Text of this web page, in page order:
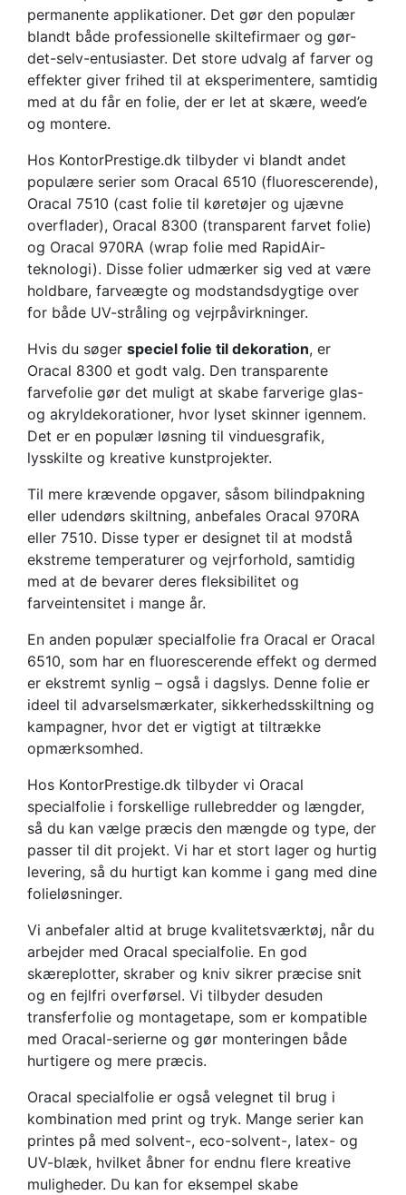
permanente applikationer. Det gør den populær
blandt både professionelle skiltefirmaer og gør-
det-selv-entusiaster. Det store udvalg af farver og
effekter giver frihed til at eksperimentere, samtidig
med at du får en folie, der er let at skære, weed’e
og montere.
Hos KontorPrestige.dk tilbyder vi blandt andet
populære serier som Oracal 6510 (fluorescerende),
Oracal 7510 (cast folie til køretøjer og ujævne
overflader), Oracal 8300 (transparent farvet folie)
og Oracal 970RA (wrap folie med RapidAir-
teknologi). Disse folier udmærker sig ved at være
holdbare, farveægte og modstandsdygtige over
for både UV-stråling og vejrpåvirkninger.
Hvis du søger speciel folie til dekoration, er
Oracal 8300 et godt valg. Den transparente
farvefolie gør det muligt at skabe farverige glas-
og akryldekorationer, hvor lyset skinner igennem.
Det er en populær løsning til vinduesgrafik,
lysskilte og kreative kunstprojekter.
Til mere krævende opgaver, såsom bilindpakning
eller udendørs skiltning, anbefales Oracal 970RA
eller 7510. Disse typer er designet til at modstå
ekstreme temperaturer og vejrforhold, samtidig
med at de bevarer deres fleksibilitet og
farveintensitet i mange år.
En anden populær specialfolie fra Oracal er Oracal
6510, som har en fluorescerende effekt og dermed
er ekstremt synlig – også i dagslys. Denne folie er
ideel til advarselsmærkater, sikkerhedsskiltning og
kampagner, hvor det er vigtigt at tiltrække
opmærksomhed.
Hos KontorPrestige.dk tilbyder vi Oracal
specialfolie i forskellige rullebredder og længder,
så du kan vælge præcis den mængde og type, der
passer til dit projekt. Vi har et stort lager og hurtig
levering, så du hurtigt kan komme i gang med dine
folieløsninger.
Vi anbefaler altid at bruge kvalitetsværktøj, når du
arbejder med Oracal specialfolie. En god
skæreplotter, skraber og kniv sikrer præcise snit
og en fejlfri overførsel. Vi tilbyder desuden
transferfolie og montagetape, som er kompatible
med Oracal-serierne og gør monteringen både
hurtigere og mere præcis.
Oracal specialfolie er også velegnet til brug i
kombination med print og tryk. Mange serier kan
printes på med solvent-, eco-solvent-, latex- og
UV-blæk, hvilket åbner for endnu flere kreative
muligheder. Du kan for eksempel skabe